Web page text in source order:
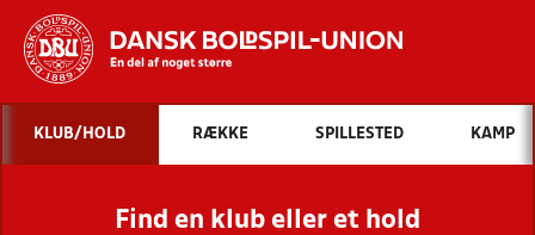
Hvad vil du søge efter?
INDHOLD OG NYHEDER
STILLINGER, RESULTATER, KLUBBER OG
KLUB/HOLD RÆKKE SPILLESTED KAMP
Find en klub eller et hold